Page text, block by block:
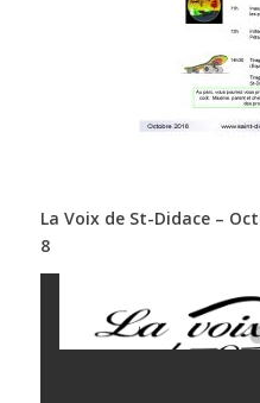
La Voix de St-Didace –
8